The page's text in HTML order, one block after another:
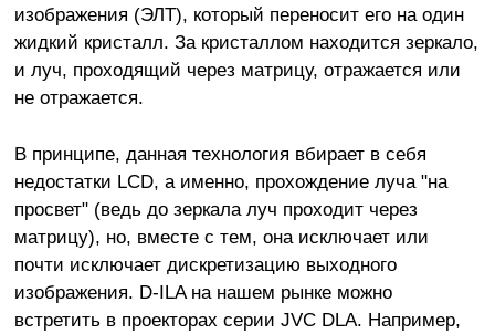
изображения (ЭЛТ), который переносит его на один
жидкий кристалл. За кристаллом находится зеркало,
и луч, проходящий через матрицу, отражается или
не отражается.
В принципе, данная технология вбирает в себя
недостатки LCD, а именно, прохождение луча "на
просвет" (ведь до зеркала луч проходит через
матрицу), но, вместе с тем, она исключает или
почти исключает дискретизацию выходного
изображения. D-ILA на нашем рынке можно
встретить в проекторах серии JVC DLA. Например,